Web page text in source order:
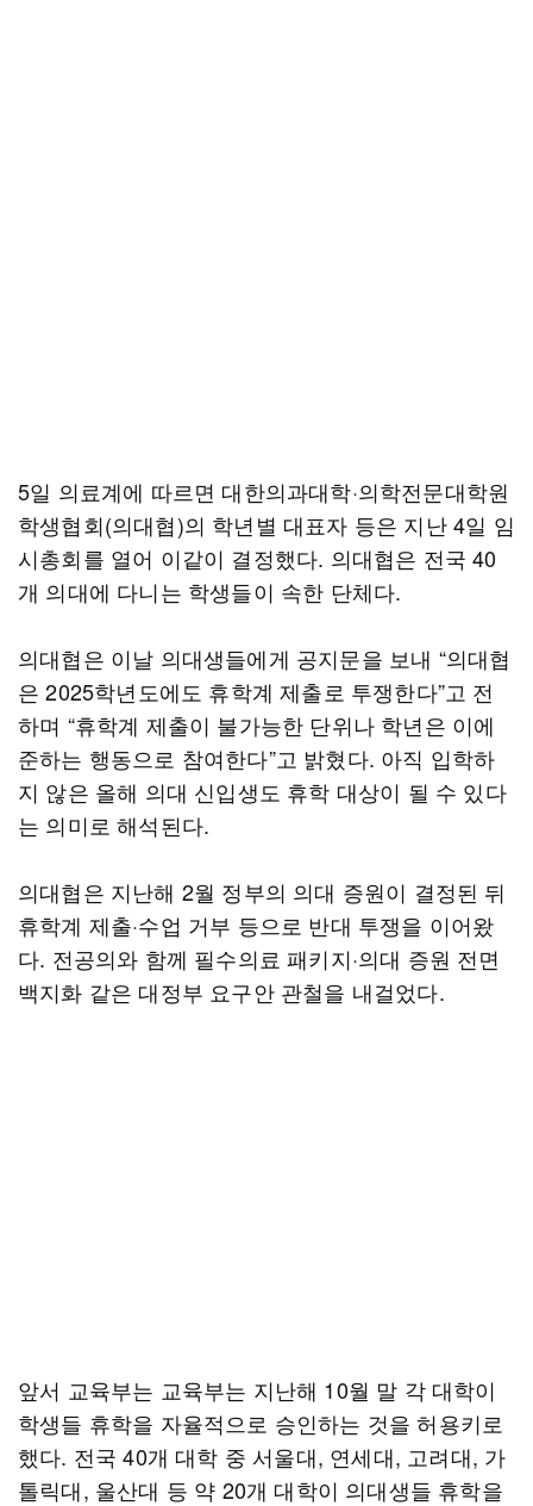
5일 의료계에 따르면 대한의과대학·의학전문대학원
학생협회(의대협)의 학년별 대표자 등은 지난 4일 임
시총회를 열어 이같이 결정했다. 의대협은 전국 40
개 의대에 다니는 학생들이 속한 단체다.
의대협은 이날 의대생들에게 공지문을 보내 “의대협
은 2025학년도에도 휴학계 제출로 투쟁한다”고 전
하며 “휴학계 제출이 불가능한 단위나 학년은 이에
준하는 행동으로 참여한다”고 밝혔다. 아직 입학하
지 않은 올해 의대 신입생도 휴학 대상이 될 수 있다
는 의미로 해석된다.
의대협은 지난해 2월 정부의 의대 증원이 결정된 뒤
휴학계 제출·수업 거부 등으로 반대 투쟁을 이어왔
다. 전공의와 함께 필수의료 패키지·의대 증원 전면
백지화 같은 대정부 요구안 관철을 내걸었다.
앞서 교육부는 교육부는 지난해 10월 말 각 대학이
학생들 휴학을 자율적으로 승인하는 것을 허용키로
했다. 전국 40개 대학 중 서울대, 연세대, 고려대, 가
톨릭대, 울산대 등 약 20개 대학이 의대생들 휴학을